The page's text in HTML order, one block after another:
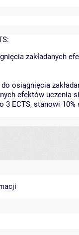
zakładanych
osiągnięcia
efektów uczenia
3 ECTS, stanowi